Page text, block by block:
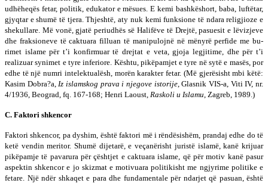
udhëheqës fetar, politik, edu­ka­tor e mësues. E kemi bashkëshort, baba, luftëtar,
gjyqtar e shumë të tjera. Thjeshtë, aty nuk kemi funksione të nda­ra religjioze e
shekullare. Më vonë, gjatë periudhës së Ha­lifëve të Drejtë, pasuesit e lëvizjeve
dhe fraksioneve të cak­tuara filluan të manipulojnë në mënyrë perfide me bu­
rimet islame për t’i kon­firmuar të drejtat e veta, gjoja le­gjitime, dhe për t’i
realizuar synimet e tyre inferiore. Kështu, pikëpamjet e tyre në sytë e masës, por
edhe të një numri intelektualësh, morën ka­rakter fetar. (Më gjerësisht mbi këtë:
Kasim Dobra?a, Iz islamskog prava i njegove istorije, Glasnik VIS-a, Viti IV, nr.
4/1936, Beograd, fq. 167-168; Henri Laoust, Raskoli u Islamu , Zagreb, 1989.)
C. Faktori shkencor
Faktori shkencor, pa dyshim, është faktori më i rën­dë­­sishëm, prandaj edhe do të
ketë vendin meritor. Shumë dije­tarë, e veçanërisht juristë islamë, kanë krijuar
pikë­pamje të pavarura për çështjet e caktuara islame, që për motiv kanë pasur
aspektin shkencor e jo skizmat e mo­tivuara politikisht me ngjyrime politike e
fetare. Një ndër shkaqet e para dhe fundamentale për ndarjet që pa­su­an, është